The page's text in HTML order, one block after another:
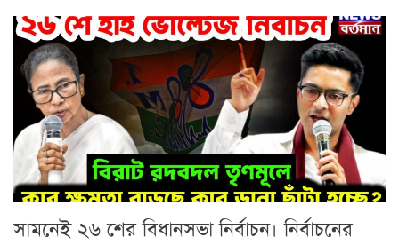
সামনেই ২৬ শের বিধানসভা নির্বাচন। নির্বাচনের